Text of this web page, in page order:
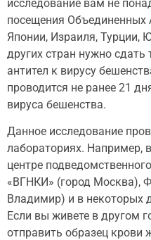
исследование вам не
посещения Объединенных
Японии, Израиля, Турции,
других стран нужно сдать
антител к вирусу
проводится не ранее 21
вируса бешенства.
Данное исследование
лабораториях. Например,
центре
«ВГНКИ» (город Москва),
Владимир) и в некоторых
Если вы живете в другом
отправить образец крови